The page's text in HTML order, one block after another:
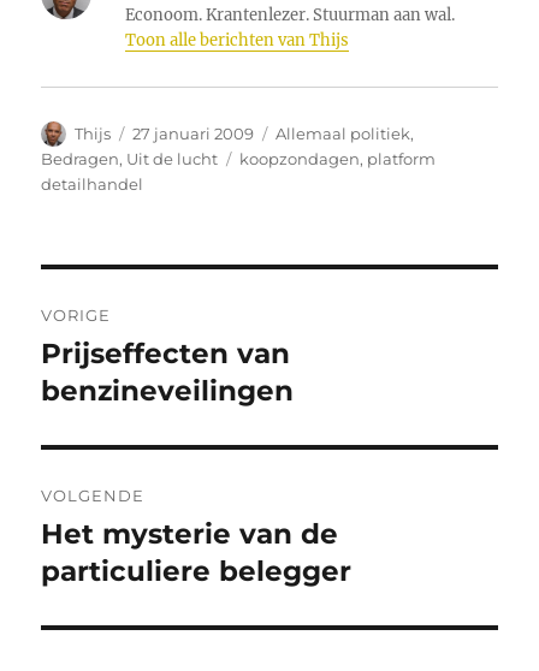
Econoom. Krantenlezer. Stuurman aan wal.
Toon alle berichten van Thijs
Auteur
Thijs
Geplaatst
op
27 januari 2009 Categorieën
Allemaal politiek,
Bedragen, Uit de lucht Tags
koopzondagen, platform
detailhandel
navigatie
VORIGE
Vorig
bericht:
Prijseffecten van
benzineveilingen
VOLGENDE
Volgend
bericht:
Het mysterie van de
particuliere belegger